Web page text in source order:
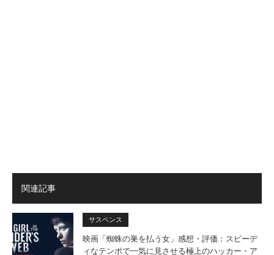
関連記事
サスペンス
映画「蜘蛛の巣を払う女」感想・評価：スピーデ
ィなテンポで一気に見させる極上のハッカー・ア